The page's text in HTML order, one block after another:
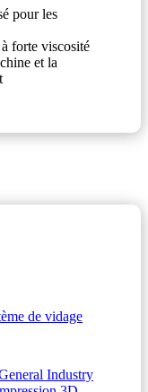
pour les
forte viscosité
et la